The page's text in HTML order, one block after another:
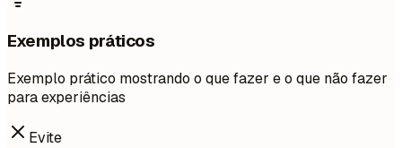
Exemplos práticos
Exemplo prático mostrando o que fazer e o que não fazer
para experiências
Evite